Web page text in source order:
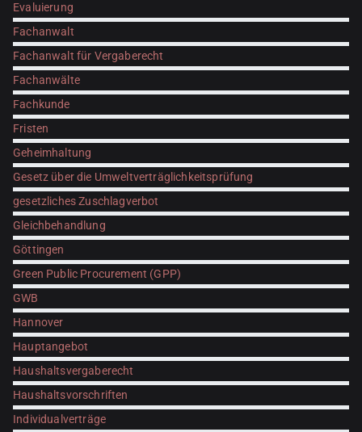
Evaluierung
Fachanwalt
Fachanwalt für Vergaberecht
Fachanwälte
Fachkunde
Fristen
Geheimhaltung
Gesetz über die Umweltverträglichkeitsprüfung
gesetzliches Zuschlagverbot
Gleichbehandlung
Göttingen
Green Public Procurement (GPP)
GWB
Hannover
Hauptangebot
Haushaltsvergaberecht
Haushaltsvorschriften
Individualverträge